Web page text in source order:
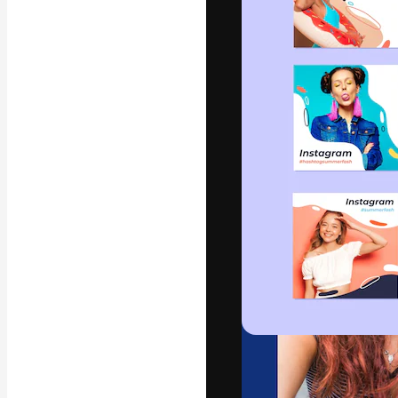
La piattaforma
migliori lavori.
creativi,
Italiano
Copyright ©